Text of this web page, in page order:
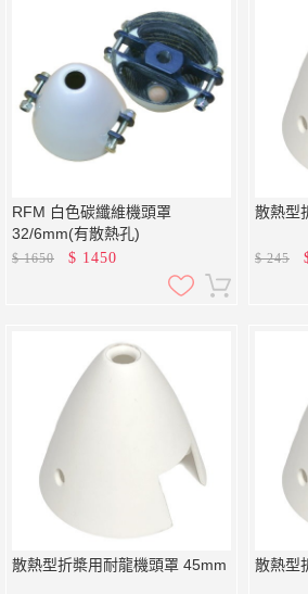
RFM 白色碳纖維機頭罩
32/6mm(有散熱孔)
$1650 $ 1450
散熱型
$245
散熱型折槳用耐龍機頭罩 45mm 散熱型